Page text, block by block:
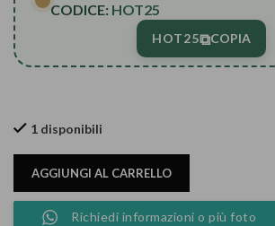
CODICE: HOT25
HOT25⧉COPIA
1 disponibili
AGGIUNGI AL CARRELLO
Richiedi informazioni o più foto